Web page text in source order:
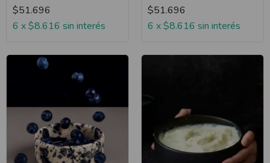
$51.696
6 x$8.616 sin interés
$51.696
6 x$8.616 sin interés